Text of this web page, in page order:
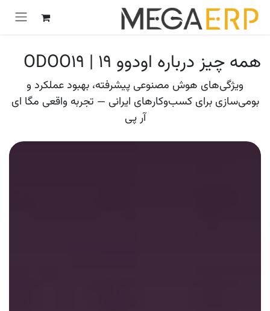
پرش به محتوا
همه چیز درباره اودوو 19 | ODOO19
ویژگی‌های هوش مصنوعی پیشرفته، بهبود عملکرد و
بومی‌سازی برای کسب‌وکارهای ایرانی — تجربه واقعی مگا ای
آر پی